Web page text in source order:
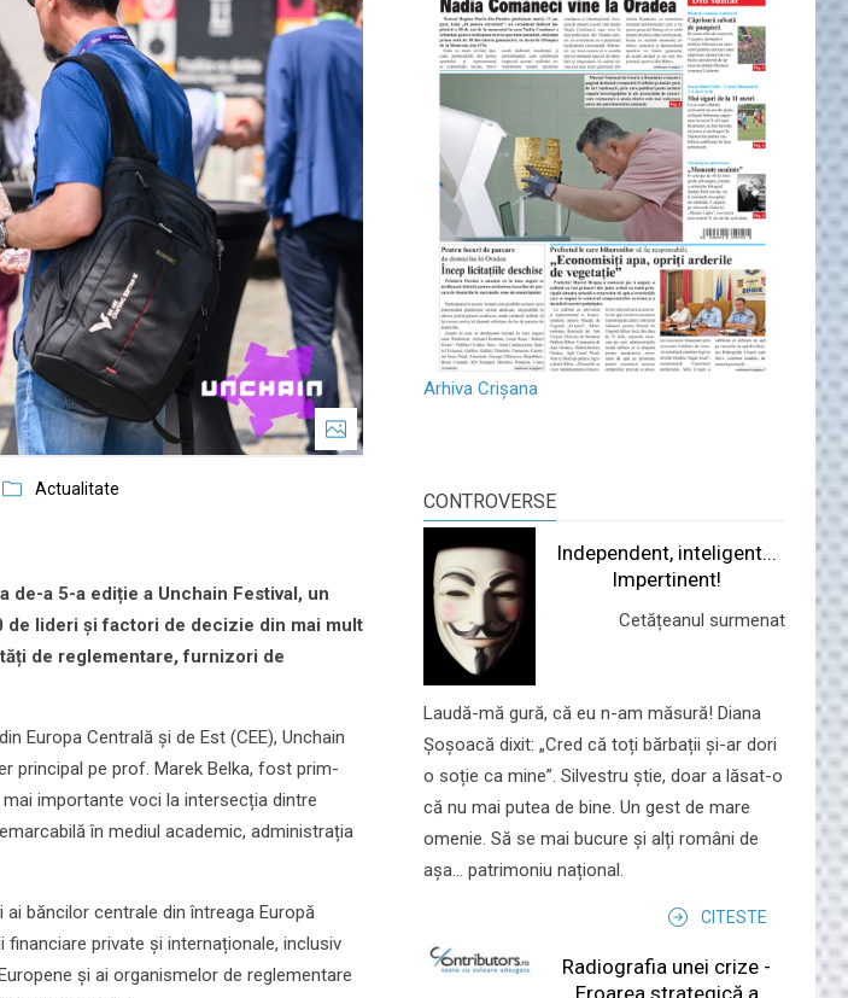
Actualitate
de-a 5-a ediție a Unchain Festival, un
de lideri și factori de decizie din mai mult
ăți de reglementare, furnizori de
Europa Centrală și de Est (CEE), Unchain
principal pe prof. Marek Belka, fost prim-
importante voci la intersecția dintre
în mediul academic, administrația
băncilor centrale din întreaga Europă
private și internaționale, inclusiv
și ai organismelor de reglementare
Arhiva Crișana
CONTROVERSE
Independent, inteligent...
Impertinent!
Cetățeanul surmenat
Laudă-mă gură, că eu n-am măsură! Diana
Șoșoacă dixit: „Cred că toți bărbații și-ar dori
o soție ca mine”. Silvestru știe, doar a lăsat-o
că nu mai putea de bine. Un gest de mare
omenie. Să se mai bucure și alți români de
așa... patrimoniu național.
CITESTE
Radiografia unei crize -
Eroarea strategică a